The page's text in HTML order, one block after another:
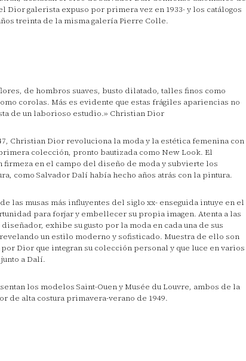
Dior galerista expuso por primera vez en 1933- y los catálogos
treinta de la misma galería Pierre Colle.
de hombros suaves, busto dilatado, talles finos como
corolas. Más es evidente que estas frágiles apariencias no
de un laborioso estudio.» Christian Dior
Christian Dior revoluciona la moda y la estética femenina con
colección, pronto bautizada como New Look. El
firmeza en el campo del diseño de moda y subvierte los
como Salvador Dalí había hecho años atrás con la pintura.
las musas más influyentes del siglo xx- enseguida intuye en el
para forjar y embellecer su propia imagen. Atenta a las
exhibe su gusto por la moda en cada una de sus
un estilo moderno y sofisticado. Muestra de ello son
Dior que integran su colección personal y que luce en varios
a Dalí.
los modelos Saint-Ouen y Musée du Louvre, ambos de la
de alta costura primavera-verano de 1949.